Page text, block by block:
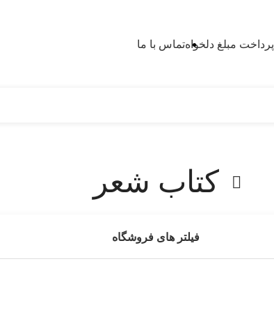
پرداخت مبلغ دلخواهتماس با ما
کتاب شعر